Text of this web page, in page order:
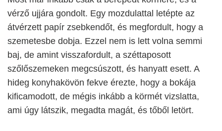
vérző ujjára gondolt. Egy mozdulattal letépte az
átvérzett papír zsebkendőt, és megfordult, hogy a
szemetesbe dobja. Ezzel nem is lett volna semmi
baj, de amint visszafordult, a széttaposott
szőlőszemeken megcsúszott, és hanyatt esett. A
hideg konyhakövön fekve érezte, hogy a bokája
kificamodott, de mégis inkább a körmét vizslatta,
ami úgy látszik, megadta magát, és tőből letört.